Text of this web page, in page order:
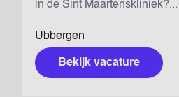
Ubbergen
in de Sint Maartenskliniek?...
Bekijk vacature